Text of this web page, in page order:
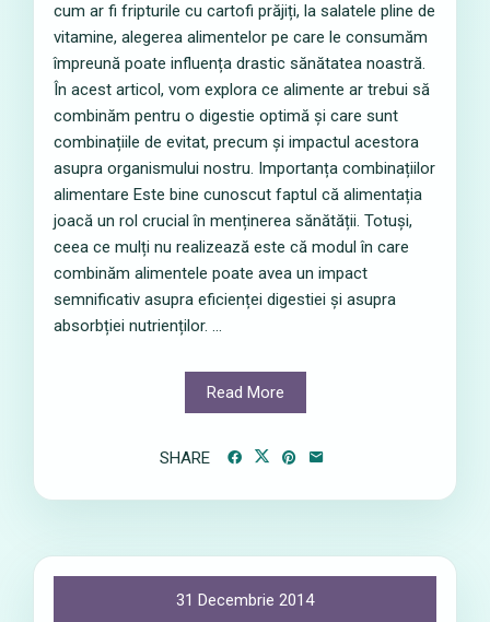
cum ar fi fripturile cu cartofi prăjiți, la salatele pline de
vitamine, alegerea alimentelor pe care le consumăm
împreună poate influența drastic sănătatea noastră.
În acest articol, vom explora ce alimente ar trebui să
combinăm pentru o digestie optimă și care sunt
combinațiile de evitat, precum și impactul acestora
asupra organismului nostru. Importanța combinațiilor
alimentare Este bine cunoscut faptul că alimentația
joacă un rol crucial în menținerea sănătății. Totuși,
ceea ce mulți nu realizează este că modul în care
combinăm alimentele poate avea un impact
semnificativ asupra eficienței digestiei și asupra
absorbției nutrienților. ...
Read More
SHARE
31 Decembrie 2014